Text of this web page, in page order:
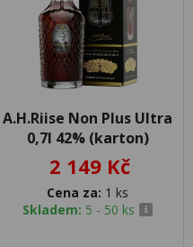
A.H.Riise Non Plus Ultra
0,7l 42% (karton)
2 149 Kč
Cena za: 1 ks
Skladem: 5 - 50 ks